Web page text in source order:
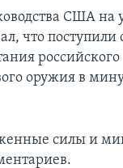
США на
что поступили
российского
оружия в
силы и